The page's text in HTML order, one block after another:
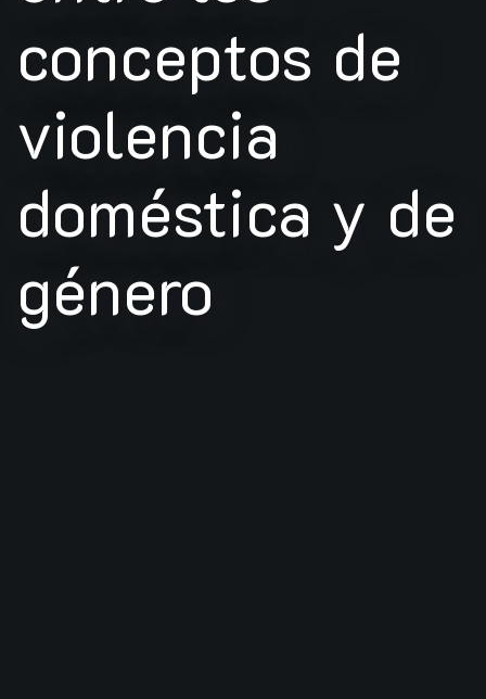
conceptos de
violencia
doméstica y de
género